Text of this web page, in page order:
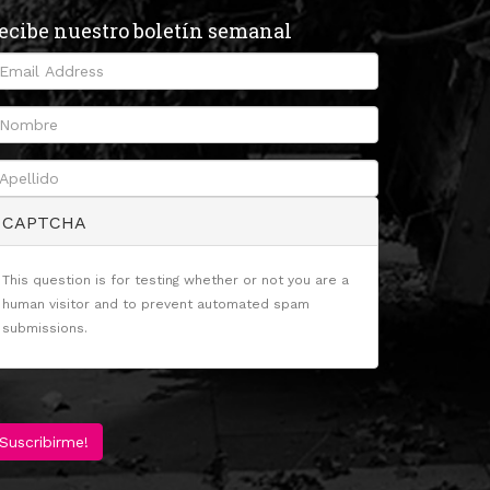
nuestro boletín semanal
CAPTCHA
This question is for testing whether or not you are a
human visitor and to prevent automated spam
submissions.
Suscribirme!